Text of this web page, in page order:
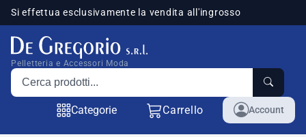
Si effettua esclusivamente la vendita all'ingrosso
Pelletteria e Accessori Moda
Cerca prodotti
Categorie Carrello Account